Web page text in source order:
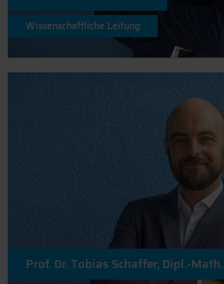
Wissenschaftliche Leitung
Prof. Dr. Tobias Schaffer, Dipl.-Math.